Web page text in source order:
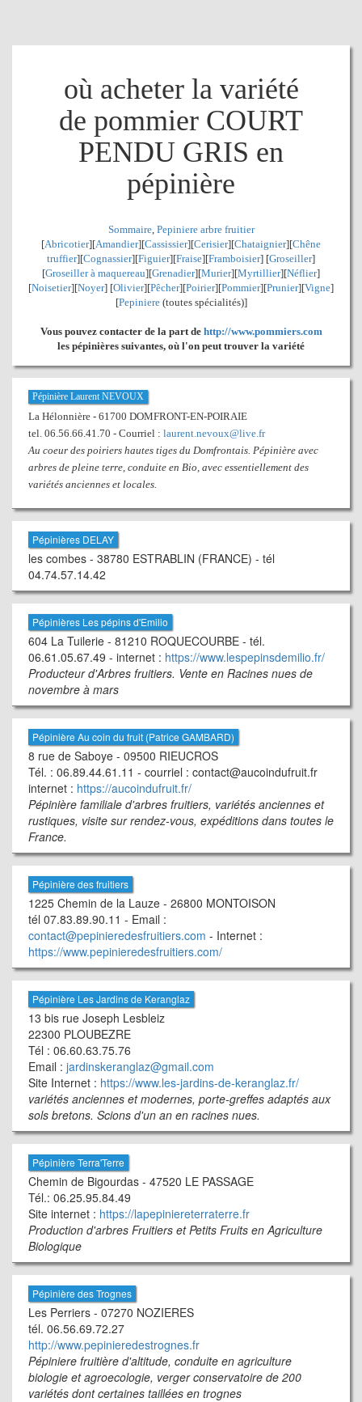
où acheter la variété
de pommier COURT
PENDU GRIS en
pépinière
Sommaire, Pepiniere arbre fruitier
[Abricotier][Amandier][Cassissier][Cerisier][Chataignier][Chêne
truffier][Cognassier][Figuier][Fraise][Framboisier] [Groseiller]
[Groseiller à maquereau][Grenadier][Murier][Myrtillier][Néflier]
[Noisetier][Noyer] [Olivier][Pêcher][Poirier][Pommier][Prunier][Vigne]
[Pepiniere(toutes spécialités)]
Vous pouvez contacter de la part de http://www.pommiers.com
les pépinières suivantes, où l'on peut trouver la variété
Pépinière Laurent NEVOUX
La Hélonnière - 61700 DOMFRONT-EN-POIRAIE
tel. 06.56.66.41.70 - Courriel : laurent.nevoux@live.fr
Au coeur des poiriers hautes tiges du Domfrontais. Pépinière avec
arbres de pleine terre, conduite en Bio, avec essentiellement des
variétés anciennes et locales.
Pépinières DELAY
les combes - 38780 ESTRABLIN (FRANCE) - tél
04.74.57.14.42
Pépinières Les pépins d'Emilio
604 La Tuilerie - 81210 ROQUECOURBE - tél.
06.61.05.67.49 - internet : https://www.lespepinsdemilio.fr/
Producteur d'Arbres fruitiers. Vente en Racines nues de
novembre à mars
Pépinière Au coin du fruit (Patrice GAMBARD)
8 rue de Saboye - 09500 RIEUCROS
Tél. : 06.89.44.61.11 - courriel : contact@aucoindufruit.fr
internet : https://aucoindufruit.fr/
Pépinière familiale d'arbres fruitiers, variétés anciennes et
rustiques, visite sur rendez-vous, expéditions dans toutes le
France.
Pépinière des fruitiers
1225 Chemin de la Lauze - 26800 MONTOISON
tél 07.83.89.90.11 - Email :
contact@pepinieredesfruitiers.com - Internet :
https://www.pepinieredesfruitiers.com/
Pépinière Les Jardins de Keranglaz
13 bis rue Joseph Lesbleiz
22300 PLOUBEZRE
Tél : 06.60.63.75.76
Email : jardinskeranglaz@gmail.com
Site Internet : https://www.les-jardins-de-keranglaz.fr/
variétés anciennes et modernes, porte-greffes adaptés aux
sols bretons. Scions d'un an en racines nues.
Pépinière Terra'Terre
Chemin de Bigourdas - 47520 LE PASSAGE
Tél.: 06.25.95.84.49
Site internet : https://lapepiniereterraterre.fr
Production d'arbres Fruitiers et Petits Fruits en Agriculture
Biologique
Pépinière des Trognes
Les Perriers - 07270 NOZIERES
tél. 06.56.69.72.27
http://www.pepinieredestrognes.fr
Pépiniere fruitière d'altitude, conduite en agriculture
biologie et agroecologie, verger conservatoire de 200
variétés dont certaines taillées en trognes